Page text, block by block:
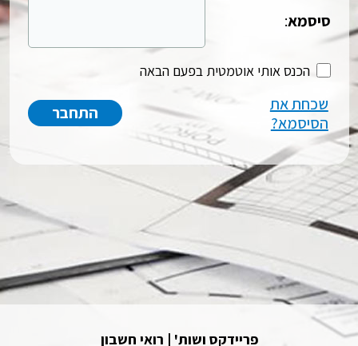
סיסמא:
הכנס אותי אוטמטית בפעם הבאה
שכחת את
הסיסמא?
פריידקס ושות' | רואי חשבון